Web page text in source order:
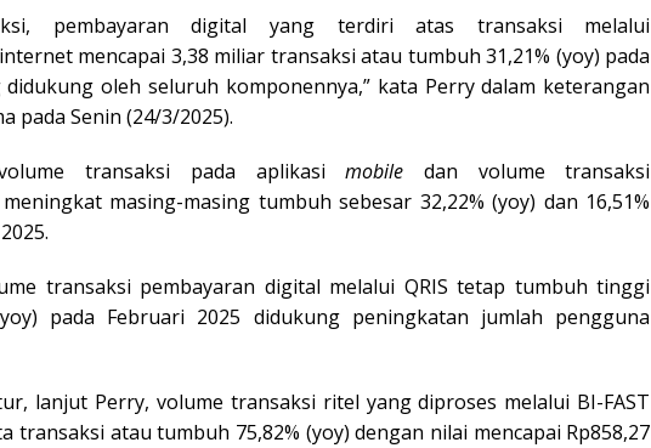
pembayaran digital yang terdiri atas transaksi melalui
mencapai 3,38 miliar transaksi atau tumbuh 31,21% (yoy) pada
didukung oleh seluruh komponennya,” kata Perry dalam keterangan
pada Senin (24/3/2025).
transaksi pada aplikasimobile
dan volume transaksi
masing-masing tumbuh sebesar 32,22% (yoy) dan 16,51%
transaksi pembayaran digital melalui QRIS tetap tumbuh tinggi
pada Februari 2025 didukung peningkatan jumlah pengguna
lanjut Perry, volume transaksi ritel yang diproses melalui BI-FAST
transaksi atau tumbuh 75,82% (yoy) dengan nilai mencapai Rp858,27